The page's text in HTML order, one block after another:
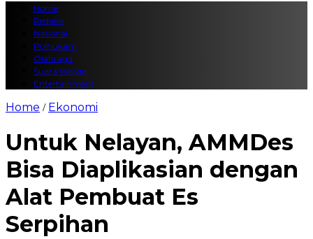
Home
Redaksi
Nasional
Polhukam
Olahraga
Suara Warga
Entertainment
Home / Ekonomi
Untuk Nelayan, AMMDes
Bisa Diaplikasian dengan
Alat Pembuat Es
Serpihan